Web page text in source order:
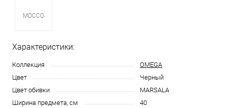
MOCCO
Характеристики:
Коллекция
OMEGA
Цвет
Черный
Цвет обивки
MARSALA
Ширина предмета, см
40